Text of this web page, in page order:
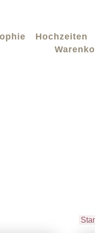
Hochzeiten